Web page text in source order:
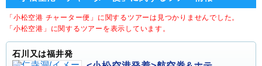
「小松空港 チャーター便」に関するツアーは見つかりませんでした。
「小松空港」に関するツアーを表示しています。
石川又は福井発